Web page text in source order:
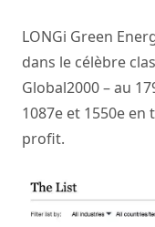
LONGi Green
dans le célèbre
Global2000 – au
1087e et 1550e
profit.